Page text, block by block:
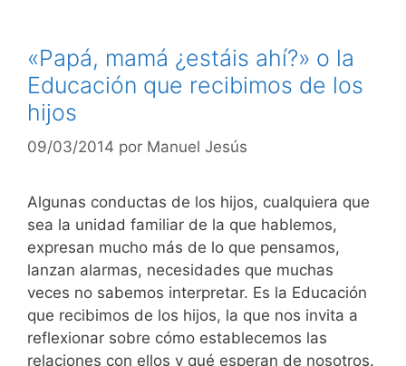
«Papá, mamá ¿estáis ahí?» o la
Educación que recibimos de los
hijos
09/03/2014 por Manuel Jesús
Algunas conductas de los hijos, cualquiera que
sea la unidad familiar de la que hablemos,
expresan mucho más de lo que pensamos,
lanzan alarmas, necesidades que muchas
veces no sabemos interpretar. Es la Educación
que recibimos de los hijos, la que nos invita a
reflexionar sobre cómo establecemos las
relaciones con ellos y qué esperan de nosotros.